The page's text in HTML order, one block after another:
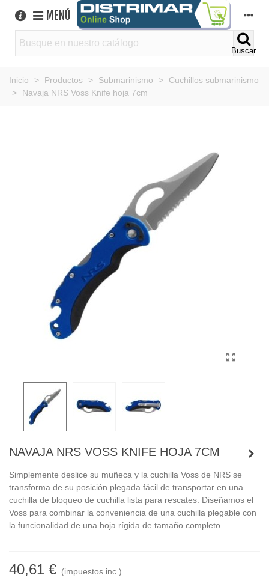
MENÚ
Buscar
Inicio > Productos > Submarinismo >
Cuchillos submarinismo
>
Navaja NRS Voss Knife hoja 7cm
NAVAJA NRS VOSS KNIFE HOJA 7CM
Simplemente deslice su muñeca y la cuchilla Voss de NRS se
transforma de su posición plegada fácil de transportar en una
cuchilla de bloqueo de cuchilla lista para rescates. Diseñamos el
Voss para combinar la conveniencia de una cuchilla plegable con
la funcionalidad de una hoja rígida de tamaño completo.
40,61 € (impuestos inc.)